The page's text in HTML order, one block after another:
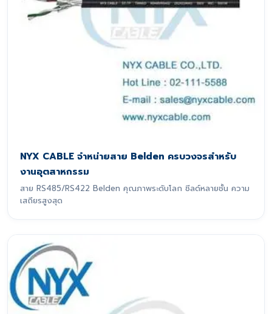
NYX CABLE จำหน่ายสาย Belden ครบวงจรสำหรับ
งานอุตสาหกรรม
สาย RS485/RS422 Belden คุณภาพระดับโลก ชีลด์หลายชั้น ความ
เสถียรสูงสุด